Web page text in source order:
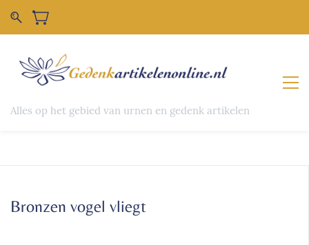
Alles op het gebied van urnen en gedenk artikelen
Bronzen vogel vliegt